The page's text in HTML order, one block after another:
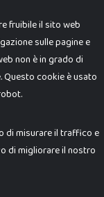
o utilizzo non
i loghi, marchi,
rispettivi titolari.
da quanto esposto in
fruibile il sito web
sulle pagine e
non è in grado di
cookie è usato
di misurare il traffico e
di migliorare il nostro